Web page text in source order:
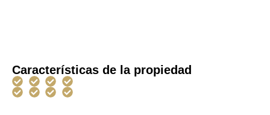
Características de la propiedad